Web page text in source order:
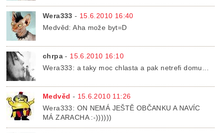
Wera333 - 15.6.2010 16:40
Medvěd: Aha može byt=D
chrpa - 15.6.2010 16:10
Wera333: a taky moc chlasta a pak netrefi domu...
Medvěd - 15.6.2010 11:26
Wera333: ON NEMÁ JEŠTĚ OBČANKU A NAVÍC
MÁ ZARACHA :-))))))